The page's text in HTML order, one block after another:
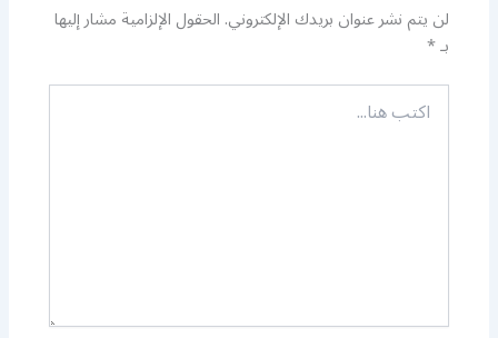
لن يتم نشر عنوان بريدك الإلكتروني.الحقول الإلزامية مشار إليها
بـ*
اكتب
هنا...